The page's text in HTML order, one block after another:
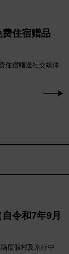
住宿赠品
住宿赠送社交媒体
令和7年9月
度假村及水疗中